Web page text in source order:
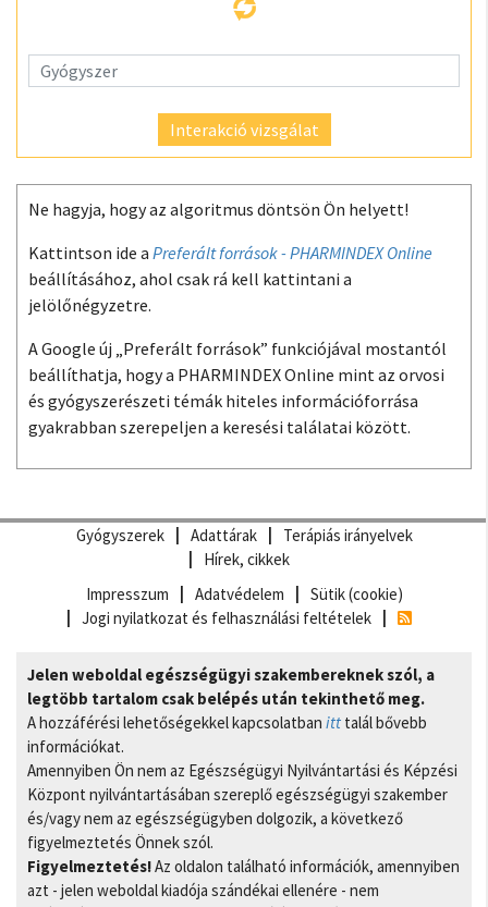
Interakció vizsgálat
Ne hagyja, hogy az algoritmus döntsön Ön helyett!
Kattintson ide a Preferált források - PHARMINDEX Online
beállításához, ahol csak rá kell kattintani a
jelölőnégyzetre.
A Google új „Preferált források” funkciójával mostantól
beállíthatja, hogy a PHARMINDEX Online mint az orvosi
és gyógyszerészeti témák hiteles információforrása
gyakrabban szerepeljen a keresési találatai között.
Gyógyszerek Adattárak
Terápiás irányelvek
Hírek, cikkek
Impresszum
Adatvédelem
Sütik (cookie)
Jogi nyilatkozat és felhasználási feltételek
Jelen weboldal egészségügyi szakembereknek szól, a
legtöbb tartalom csak belépés után tekinthető meg.
A hozzáférési lehetőségekkel kapcsolatban itt talál bővebb
információkat.
Amennyiben Ön nem az Egészségügyi Nyilvántartási és Képzési
Központ nyilvántartásában szereplő egészségügyi szakember
és/vagy nem az egészségügyben dolgozik, a következő
figyelmeztetés Önnek szól.
Figyelmeztetés!Az oldalon található információk, amennyiben
azt - jelen weboldal kiadója szándékai ellenére - nem